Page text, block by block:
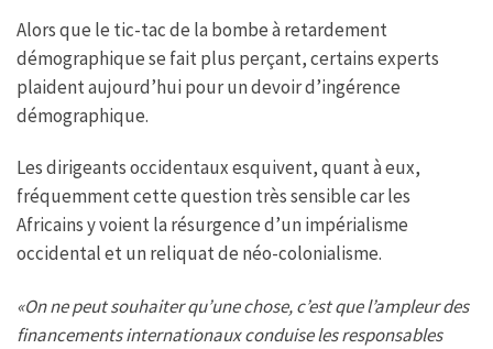
Alors que le tic-tac de la bombe à retardement
démographique se fait plus perçant, certains experts
plaident aujourd’hui pour un devoir d’ingérence
démographique.
Les dirigeants occidentaux esquivent, quant à eux,
fréquemment cette question très sensible car les
Africains y voient la résurgence d’un impérialisme
occidental et un reliquat de néo-colonialisme.
«On ne peut souhaiter qu’une chose, c’est que l’ampleur des
financements internationaux conduise les responsables